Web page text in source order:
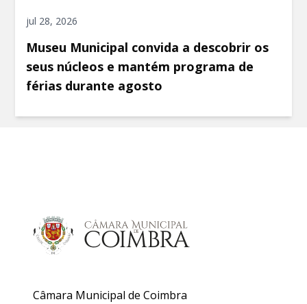
jul 28, 2026
Museu Municipal convida a descobrir os
seus núcleos e mantém programa de
férias durante agosto
Câmara Municipal de Coimbra